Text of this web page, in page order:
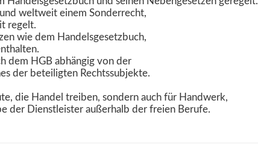
weltweit einem Sonderrecht,
regelt.
wie dem Handelsgesetzbuch,
dem HGB abhängig von der
der beteiligten Rechtssubjekte.
die Handel treiben, sondern auch für Handwerk,
der Dienstleister außerhalb der freien Berufe.